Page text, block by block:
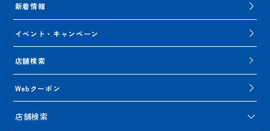
新着情報
イベント・キャンペーン
店舗検索
Webクーポン
店舗検索